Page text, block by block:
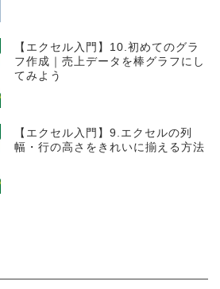
【エクセル入門】10.初めてのグラ
フ作成｜売上データを棒グラフにし
てみよう
【エクセル入門】9.エクセルの列
幅・行の高さをきれいに揃える方法